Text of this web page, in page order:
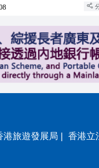
港旅遊發展局 香港立